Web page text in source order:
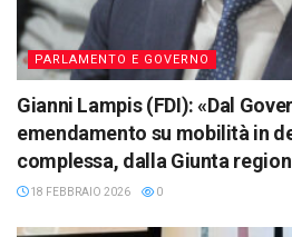
PARLAMENTO E GOVERNO
Gianni Lampis (FDI): «Dal
emendamento su mobilità in
complessa, dalla Giunta
18 FEBBRAIO 2026 0